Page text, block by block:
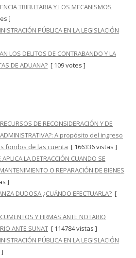
TRIBUTARIA Y LOS MECANISMOS
]
PÚBLICA EN LA LEGISLACIÓN
LOS DELITOS DE CONTRABANDO Y LA
DE ADUANA? [ 109 votes ]
DE RECONSIDERACIÓN Y DE
ADMINISTRATIVA?: A propósito del ingreso
fondos de las cuenta [ 166336 vistas ]
LA DETRACCIÓN CUANDO SE
O REPARACIÓN DE BIENES
]
DUDOSA ¿CUÁNDO EFECTUARLA? [
Y FIRMAS ANTE NOTARIO
ANTE SUNAT [ 114784 vistas ]
PÚBLICA EN LA LEGISLACIÓN